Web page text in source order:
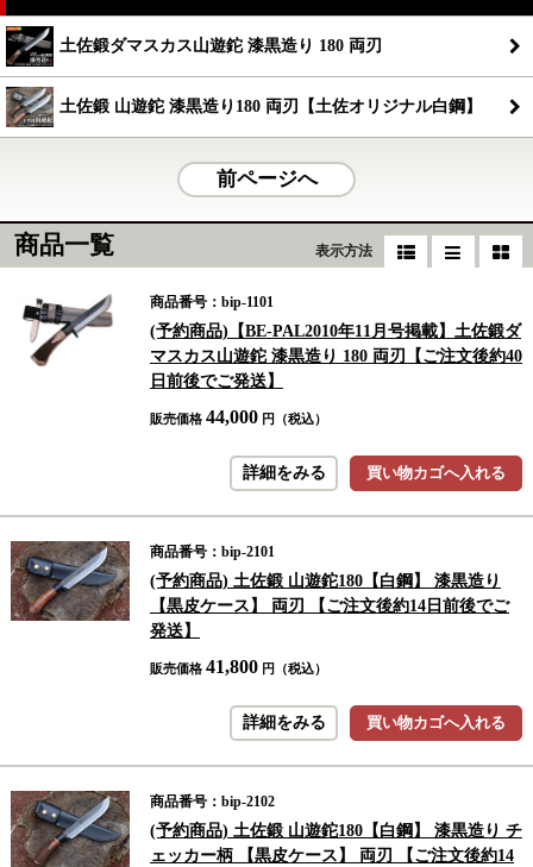
土佐鍛ダマスカス山遊鉈 漆黒造り 180 両刃
土佐鍛 山遊鉈 漆黒造り180 両刃【土佐オリジナル白鋼】
前ページへ
商品一覧 表示方法
商品番号：bip-1101
(予約商品)【BE-PAL2010年11月号掲載】土佐鍛ダ
マスカス山遊鉈 漆黒造り 180 両刃【ご注文後約40
日前後でご発送】
販売価格 44,000 円（税込）
買い物カゴへ入れる
詳細をみる
商品番号：bip-2101
(予約商品) 土佐鍛 山遊鉈180【白鋼】 漆黒造り
【黒皮ケース】 両刃 【ご注文後約14日前後でご
発送】
販売価格 41,800 円（税込）
買い物カゴへ入れる
詳細をみる
商品番号：bip-2102
(予約商品) 土佐鍛 山遊鉈180【白鋼】 漆黒造り チ
ェッカー柄 【黒皮ケース】 両刃 【ご注文後約14